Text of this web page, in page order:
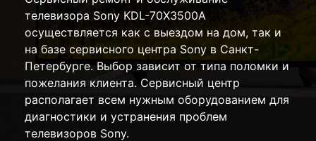
телевизора Sony KDL-70X3500A
осуществляется как с выездом на дом, так и
на базе сервисного центра Sony в Санкт-
Петербурге. Выбор зависит от типа поломки и
пожелания клиента. Сервисный центр
располагает всем нужным оборудованием для
диагностики и устранения проблем
телевизоров Sony.